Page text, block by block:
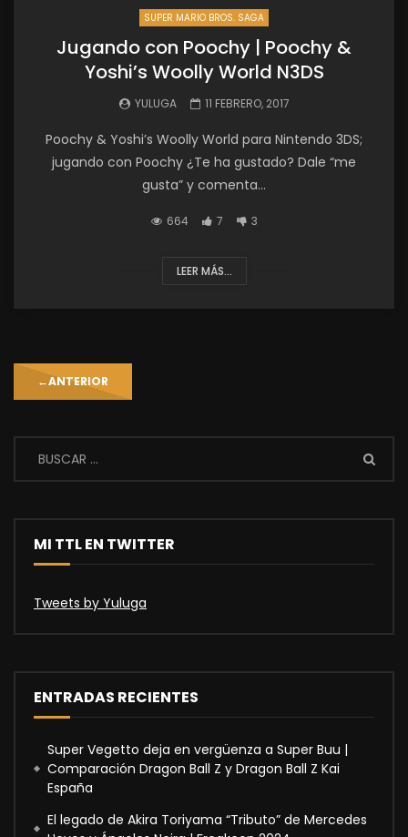
SUPER MARIO BROS. SAGA
Jugando con Poochy | Poochy &
Yoshi’s Woolly World N3DS
YULUGA 11 FEBRERO, 2017
Poochy & Yoshi’s Woolly World para Nintendo 3DS;
jugando con Poochy ¿Te ha gustado? Dale “me
gusta” y comenta...
664 7 3
LEER MÁS...
←ANTERIOR
MI TTL EN TWITTER
Tweets by Yuluga
ENTRADAS RECIENTES
Super Vegetto deja en vergüenza a Super Buu |
Comparación Dragon Ball Z y Dragon Ball Z Kai
España
El legado de Akira Toriyama “Tributo” de Mercedes